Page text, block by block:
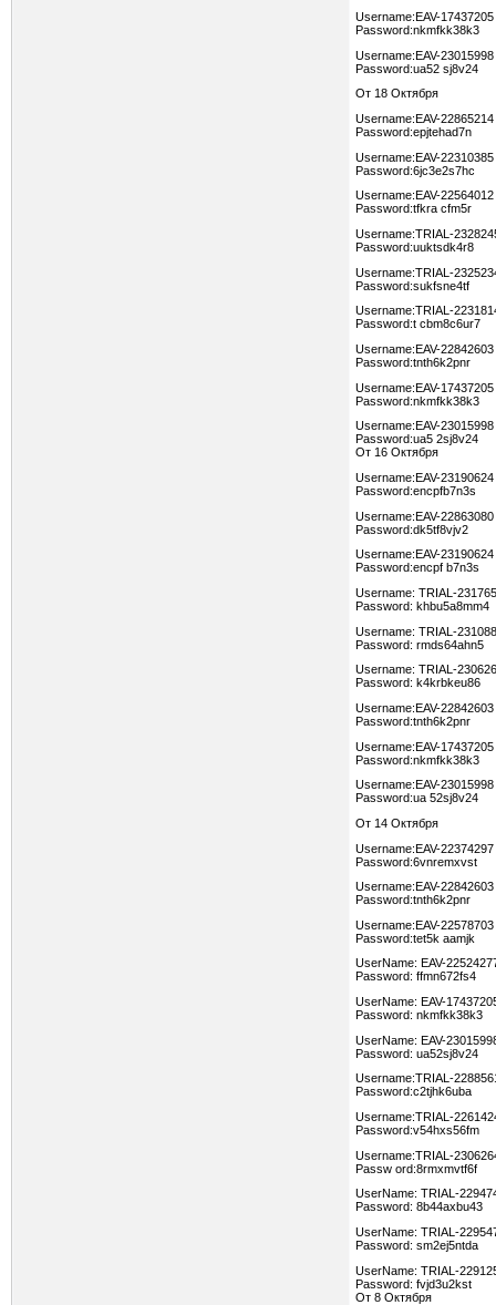
Username:EAV-17437205
Password:nkmfkk38k3
Username:EAV-23015998
Password:ua52 sj8v24
От 18 Октября
Username:EAV-22865214
Password:epjtehad7n
Username:EAV-22310385
Password:6jc3e2s7hc
Username:EAV-22564012
Password:tfkra cfm5r
Username:TRIAL-
Password:uuktsdk4r8
Username:TRIAL-
Password:sukfsne4tf
Username:TRIAL-
Password:t cbm8c6ur7
Username:EAV-22842603
Password:tnth6k2pnr
Username:EAV-17437205
Password:nkmfkk38k3
Username:EAV-23015998
Password:ua5 2sj8v24
От 16 Октября
Username:EAV-23190624
Password:encpfb7n3s
Username:EAV-22863080
Password:dk5tf8vjv2
Username:EAV-23190624
Password:encpf b7n3s
Username: TRIAL-
Password: khbu5a8mm4
Username: TRIAL-
Password: rmds64ahn5
Username: TRIAL-
Password: k4krbkeu86
Username:EAV-22842603
Password:tnth6k2pnr
Username:EAV-17437205
Password:nkmfkk38k3
Username:EAV-23015998
Password:ua 52sj8v24
От 14 Октября
Username:EAV-22374297
Password:6vnremxvst
Username:EAV-22842603
Password:tnth6k2pnr
Username:EAV-22578703
Password:tet5k aamjk
UserName: EAV-
Password: ffmn672fs4
UserName: EAV-
Password: nkmfkk38k3
UserName: EAV-
Password: ua52sj8v24
Username:TRIAL-
Password:c2tjhk6uba
Username:TRIAL-
Password:v54hxs56fm
Username:TRIAL-
Passw ord:8rmxmvtf6f
UserName: TRIAL-
Password: 8b44axbu43
UserName: TRIAL-
Password: sm2ej5ntda
UserName: TRIAL-
Password: fvjd3u2kst
От 8 Октября